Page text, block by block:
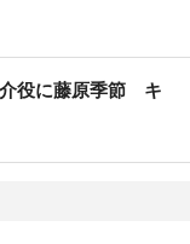
介役に藤原季節 キ